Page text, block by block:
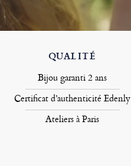
QUALITÉ
Bijou garanti 2 ans
Certificat d’authenticité Edenly
Ateliers à Paris